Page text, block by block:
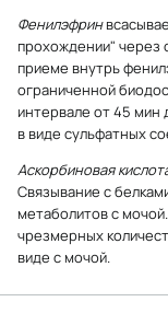
Фенилэфрин
прохождении" через
приеме внутрь
ограниченной
интервале от 45 мин
в виде сульфатных
Аскорбиновая
Связывание с
метаболитов с
чрезмерных
виде с мочой.